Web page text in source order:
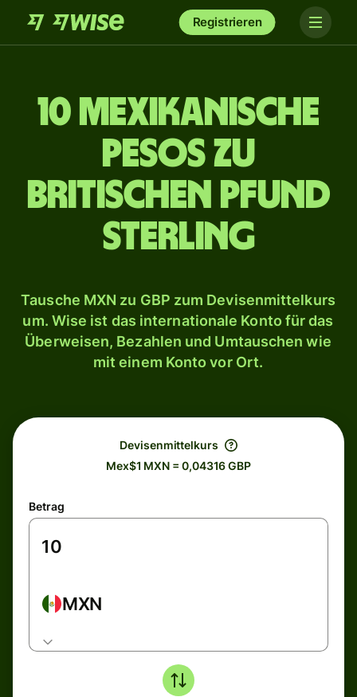
Registrieren
10 mexikanische
Pesos zu
britischen Pfund
Sterling
Tausche MXN zu GBP zum Devisenmittelkurs
um. Wise ist das internationale Konto für das
Überweisen, Bezahlen und Umtauschen wie
mit einem Konto vor Ort.
Devisenmittelkurs
Mex$1 MXN = 0,04316 GBP
Betrag
MXN